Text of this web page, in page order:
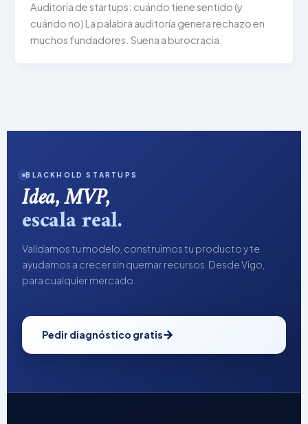
Auditoría de startups: cuándo tiene sentido (y
cuándo no) La palabra auditoría genera rechazo en
muchos fundadores. Suena a burocracia,
BLACKHOLD STARTUPS
Idea, MVP,
escala real.
Validamos tu modelo, construimos tu producto y te
ayudamos a crecer sin quemar recursos. Desde Vigo,
para cualquier mercado.
Pedir diagnóstico gratis